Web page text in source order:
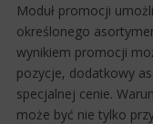
Moduł promocji
określonego
wynikiem promocji
pozycje, dodatkowy
specjalnej cenie.
może być nie tylko